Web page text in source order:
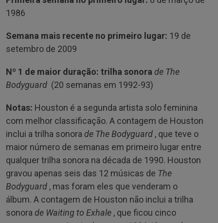
1986
Semana mais recente no primeiro lugar: 19 de
setembro de 2009
Nº 1 de maior duração: trilha sonora de The
Bodyguard (20 semanas em 1992-93)
Notas: Houston é a segunda artista solo feminina
com melhor classificação. A contagem de Houston
inclui a trilha sonora de The Bodyguard , que teve o
maior número de semanas em primeiro lugar entre
qualquer trilha sonora na década de 1990. Houston
gravou apenas seis das 12 músicas de The
Bodyguard , mas foram eles que venderam o
álbum. A contagem de Houston não inclui a trilha
sonora de Waiting to Exhale , que ficou cinco